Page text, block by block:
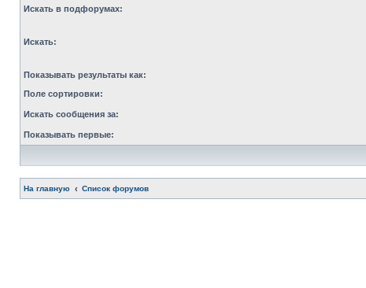
Искать в подфорумах:
Искать:
Показывать результаты как:
Поле сортировки:
Искать сообщения за:
Показывать первые:
На главную Список форумов